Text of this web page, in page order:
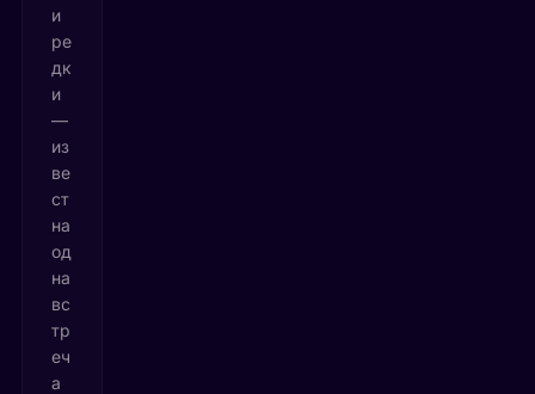
и
ре
дк
и
—
из
ве
ст
на
од
на
вс
тр
еч
а